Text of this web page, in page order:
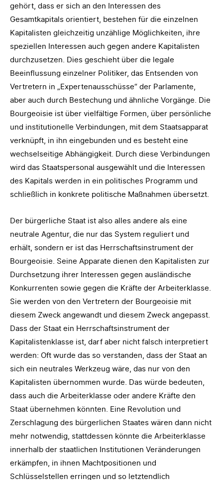
gehört, dass er sich an den Interessen des
Gesamtkapitals orientiert, bestehen für die einzelnen
Kapitalisten gleichzeitig unzählige Möglichkeiten, ihre
speziellen Interessen auch gegen andere Kapitalisten
durchzusetzen. Dies geschieht über die legale
Beeinflussung einzelner Politiker, das Entsenden von
Vertretern in „Expertenausschüsse“ der Parlamente,
aber auch durch Bestechung und ähnliche Vorgänge. Die
Bourgeoisie ist über vielfältige Formen, über persönliche
und institutionelle Verbindungen, mit dem Staatsapparat
verknüpft, in ihn eingebunden und es besteht eine
wechselseitige Abhängigkeit. Durch diese Verbindungen
wird das Staatspersonal ausgewählt und die Interessen
des Kapitals werden in ein politisches Programm und
schließlich in konkrete politische Maßnahmen übersetzt.
Der bürgerliche Staat ist also alles andere als eine
neutrale Agentur, die nur das System reguliert und
erhält, sondern er ist das Herrschaftsinstrument der
Bourgeoisie. Seine Apparate dienen den Kapitalisten zur
Durchsetzung ihrer Interessen gegen ausländische
Konkurrenten sowie gegen die Kräfte der Arbeiterklasse.
Sie werden von den Vertretern der Bourgeoisie mit
diesem Zweck angewandt und diesem Zweck angepasst.
Dass der Staat ein Herrschaftsinstrument der
Kapitalistenklasse ist, darf aber nicht falsch interpretiert
werden: Oft wurde das so verstanden, dass der Staat an
sich ein neutrales Werkzeug wäre, das nur von den
Kapitalisten übernommen wurde. Das würde bedeuten,
dass auch die Arbeiterklasse oder andere Kräfte den
Staat übernehmen könnten. Eine Revolution und
Zerschlagung des bürgerlichen Staates wären dann nicht
mehr notwendig, stattdessen könnte die Arbeiterklasse
innerhalb der staatlichen Institutionen Veränderungen
erkämpfen, in ihnen Machtpositionen und
Schlüsselstellen erringen und so letztendlich